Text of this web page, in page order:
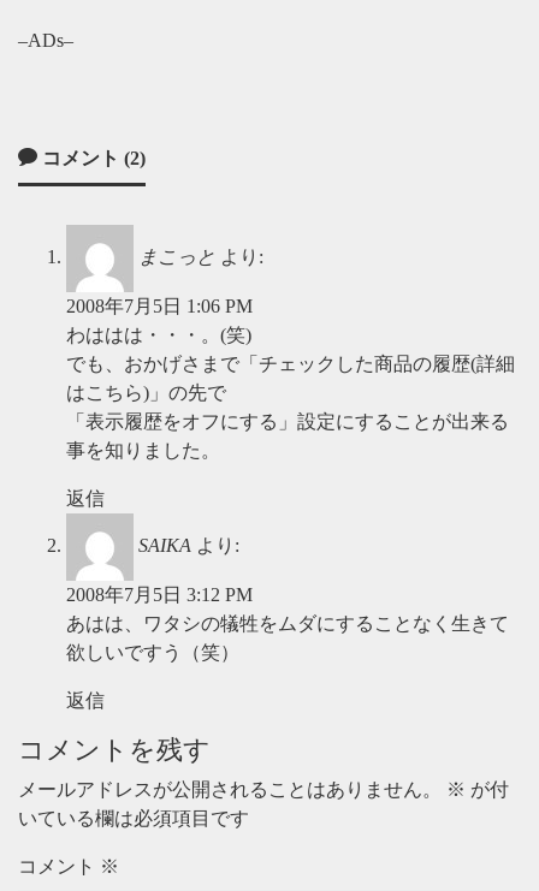
–ADs–
コメント (2)
まこっと より:
2008年7月5日 1:06 PM
わははは・・・。(笑)
でも、おかげさまで「チェックした商品の履歴(詳細
はこちら)」の先で
「表示履歴をオフにする」設定にすることが出来る
事を知りました。
返信
SAIKA より:
2008年7月5日 3:12 PM
あはは、ワタシの犠牲をムダにすることなく生きて
欲しいですう（笑）
返信
コメントを残す
メールアドレスが公開されることはありません。 ※ が付
いている欄は必須項目です
コメント ※